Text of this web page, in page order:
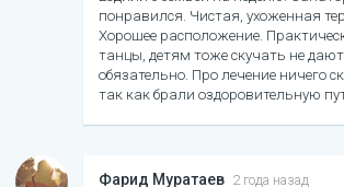
понравился. Чистая, ухоженная
Хорошее расположение.
танцы, детям тоже скучать не
обязательно. Про лечение ничего
так как брали оздоровительную
Фарид Муратаев 2 года назад